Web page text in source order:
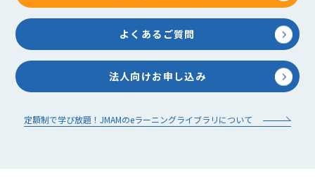
よくあるご質問
法人向けお申し込み
定額制で学び放題！JMAMのeラーニングライブラリについて